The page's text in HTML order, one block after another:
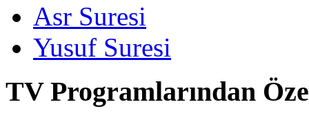
Asr Suresi
Yusuf Suresi
TV Programlarından